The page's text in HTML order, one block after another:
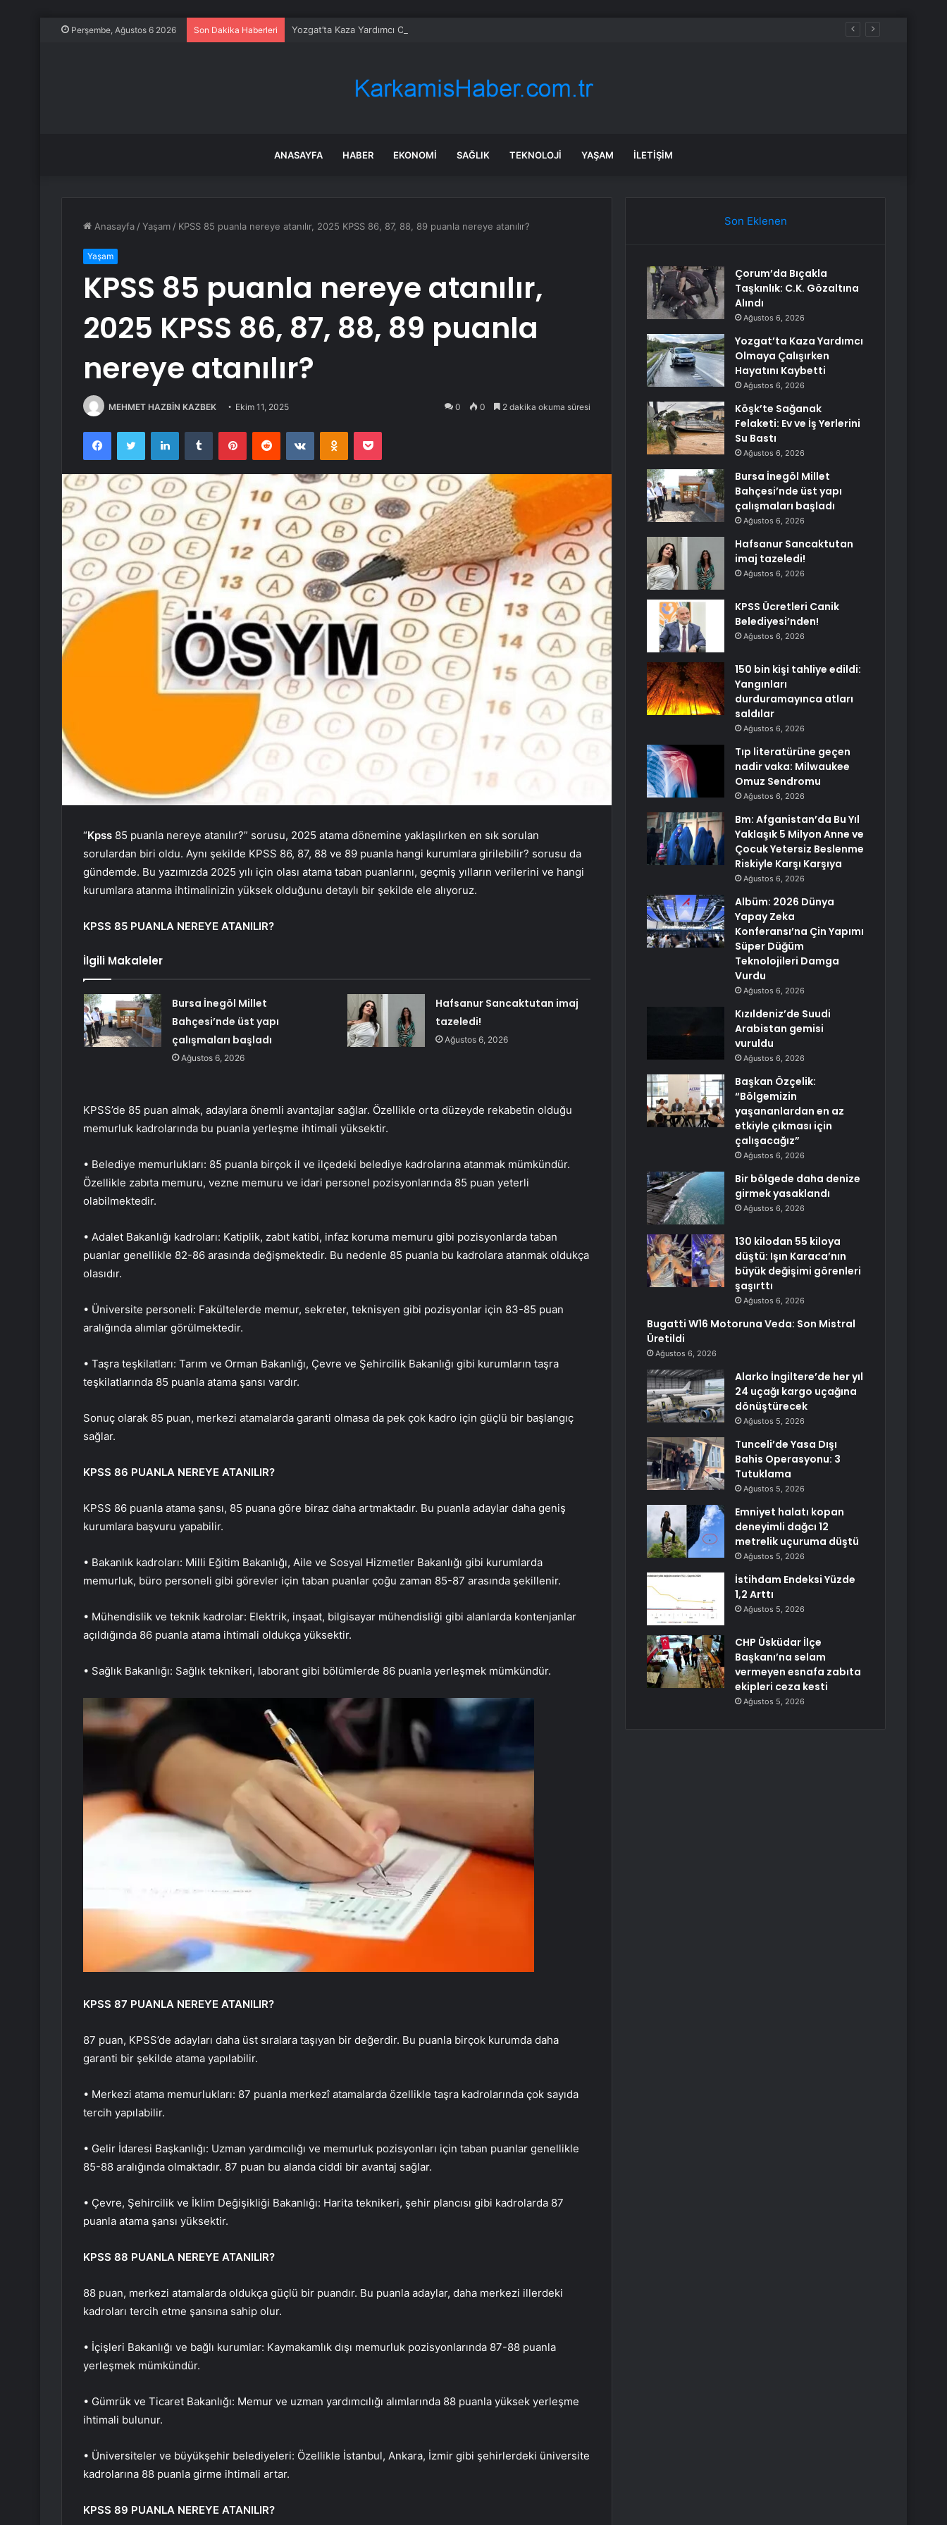
Perşembe, Ağustos 6 2026 Son Dakika Haberleri Yozgat’ta Kaza Yardımcı Olmaya Çalışırken Hayatını Kaybetti
ANASAYFA HABER EKONOMI SAĞLIK TEKNOLOJI YAŞAM İLETIŞIM
Anasayfa /Yaşam / KPSS 85 puanla nereye atanılır, 2025 KPSS 86, 87, 88, 89 puanla nereye atanılır?
Yaşam
KPSS 85 puanla nereye atanılır,
2025 KPSS 86, 87, 88, 89 puanla
nereye atanılır?
MEHMET HAZBİN KAZBEK Ekim 11, 2025 0 0 2 dakika okuma süresi
FacebookTwitter LinkedInTumblr PinterestReddit VKontakteOdnoklassniki
Pocket
“Kpss 85 puanla nereye atanılır?” sorusu, 2025 atama dönemine yaklaşılırken en sık sorulan
sorulardan biri oldu. Aynı şekilde KPSS 86, 87, 88 ve 89 puanla hangi kurumlara girilebilir? sorusu da
gündemde. Bu yazımızda 2025 yılı için olası atama taban puanlarını, geçmiş yılların verilerini ve hangi
kurumlara atanma ihtimalinizin yüksek olduğunu detaylı bir şekilde ele alıyoruz.
KPSS 85 PUANLA NEREYE ATANILIR?
İlgili Makaleler
Bursa İnegöl Millet
Bahçesi’nde üst yapı
çalışmaları başladı
Ağustos 6, 2026
Hafsanur Sancaktutan imaj
tazeledi!
Ağustos 6, 2026
KPSS’de 85 puan almak, adaylara önemli avantajlar sağlar. Özellikle orta düzeyde rekabetin olduğu
memurluk kadrolarında bu puanla yerleşme ihtimali yüksektir.
• Belediye memurlukları: 85 puanla birçok il ve ilçedeki belediye kadrolarına atanmak mümkündür.
Özellikle zabıta memuru, vezne memuru ve idari personel pozisyonlarında 85 puan yeterli
olabilmektedir.
• Adalet Bakanlığı kadroları: Katiplik, zabıt katibi, infaz koruma memuru gibi pozisyonlarda taban
puanlar genellikle 82-86 arasında değişmektedir. Bu nedenle 85 puanla bu kadrolara atanmak oldukça
olasıdır.
• Üniversite personeli: Fakültelerde memur, sekreter, teknisyen gibi pozisyonlar için 83-85 puan
aralığında alımlar görülmektedir.
• Taşra teşkilatları: Tarım ve Orman Bakanlığı, Çevre ve Şehircilik Bakanlığı gibi kurumların taşra
teşkilatlarında 85 puanla atama şansı vardır.
Sonuç olarak 85 puan, merkezi atamalarda garanti olmasa da pek çok kadro için güçlü bir başlangıç
sağlar.
KPSS 86 PUANLA NEREYE ATANILIR?
KPSS 86 puanla atama şansı, 85 puana göre biraz daha artmaktadır. Bu puanla adaylar daha geniş
kurumlara başvuru yapabilir.
• Bakanlık kadroları: Milli Eğitim Bakanlığı, Aile ve Sosyal Hizmetler Bakanlığı gibi kurumlarda
memurluk, büro personeli gibi görevler için taban puanlar çoğu zaman 85-87 arasında şekillenir.
• Mühendislik ve teknik kadrolar: Elektrik, inşaat, bilgisayar mühendisliği gibi alanlarda kontenjanlar
açıldığında 86 puanla atama ihtimali oldukça yüksektir.
• Sağlık Bakanlığı: Sağlık teknikeri, laborant gibi bölümlerde 86 puanla yerleşmek mümkündür.
KPSS 87 PUANLA NEREYE ATANILIR?
87 puan, KPSS’de adayları daha üst sıralara taşıyan bir değerdir. Bu puanla birçok kurumda daha
garanti bir şekilde atama yapılabilir.
• Merkezi atama memurlukları: 87 puanla merkezî atamalarda özellikle taşra kadrolarında çok sayıda
tercih yapılabilir.
• Gelir İdaresi Başkanlığı: Uzman yardımcılığı ve memurluk pozisyonları için taban puanlar genellikle
85-88 aralığında olmaktadır. 87 puan bu alanda ciddi bir avantaj sağlar.
• Çevre, Şehircilik ve İklim Değişikliği Bakanlığı: Harita teknikeri, şehir plancısı gibi kadrolarda 87
puanla atama şansı yüksektir.
KPSS 88 PUANLA NEREYE ATANILIR?
88 puan, merkezi atamalarda oldukça güçlü bir puandır. Bu puanla adaylar, daha merkezi illerdeki
kadroları tercih etme şansına sahip olur.
• İçişleri Bakanlığı ve bağlı kurumlar: Kaymakamlık dışı memurluk pozisyonlarında 87-88 puanla
yerleşmek mümkündür.
• Gümrük ve Ticaret Bakanlığı: Memur ve uzman yardımcılığı alımlarında 88 puanla yüksek yerleşme
ihtimali bulunur.
• Üniversiteler ve büyükşehir belediyeleri: Özellikle İstanbul, Ankara, İzmir gibi şehirlerdeki üniversite
kadrolarına 88 puanla girme ihtimali artar.
KPSS 89 PUANLA NEREYE ATANILIR?
Son Eklenen
Çorum’da Bıçakla
Taşkınlık: C.K. Gözaltına
Alındı
Ağustos 6, 2026
Yozgat’ta Kaza Yardımcı
Olmaya Çalışırken
Hayatını Kaybetti
Ağustos 6, 2026
Köşk’te Sağanak
Felaketi: Ev ve İş Yerlerini
Su Bastı
Ağustos 6, 2026
Bursa İnegöl Millet
Bahçesi’nde üst yapı
çalışmaları başladı
Ağustos 6, 2026
Hafsanur Sancaktutan
imaj tazeledi!
Ağustos 6, 2026
KPSS Ücretleri Canik
Belediyesi’nden!
Ağustos 6, 2026
150 bin kişi tahliye edildi:
Yangınları
durduramayınca atları
saldılar
Ağustos 6, 2026
Tıp literatürüne geçen
nadir vaka: Milwaukee
Omuz Sendromu
Ağustos 6, 2026
Bm: Afganistan’da Bu Yıl
Yaklaşık 5 Milyon Anne ve
Çocuk Yetersiz Beslenme
Riskiyle Karşı Karşıya
Ağustos 6, 2026
Albüm: 2026 Dünya
Yapay Zeka
Konferansı’na Çin Yapımı
Süper Düğüm
Teknolojileri Damga
Vurdu
Ağustos 6, 2026
Kızıldeniz’de Suudi
Arabistan gemisi
vuruldu
Ağustos 6, 2026
Başkan Özçelik:
“Bölgemizin
yaşananlardan en az
etkiyle çıkması için
çalışacağız”
Ağustos 6, 2026
Bir bölgede daha denize
girmek yasaklandı
Ağustos 6, 2026
130 kilodan 55 kiloya
düştü: Işın Karaca’nın
büyük değişimi görenleri
şaşırttı
Ağustos 6, 2026
Bugatti W16 Motoruna Veda: Son Mistral
Üretildi
Ağustos 6, 2026
Alarko İngiltere’de her yıl
24 uçağı kargo uçağına
dönüştürecek
Ağustos 5, 2026
Tunceli’de Yasa Dışı
Bahis Operasyonu: 3
Tutuklama
Ağustos 5, 2026
Emniyet halatı kopan
deneyimli dağcı 12
metrelik uçuruma düştü
Ağustos 5, 2026
İstihdam Endeksi Yüzde
1,2 Arttı
Ağustos 5, 2026
CHP Üsküdar İlçe
Başkanı’na selam
vermeyen esnafa zabıta
ekipleri ceza kesti
Ağustos 5, 2026